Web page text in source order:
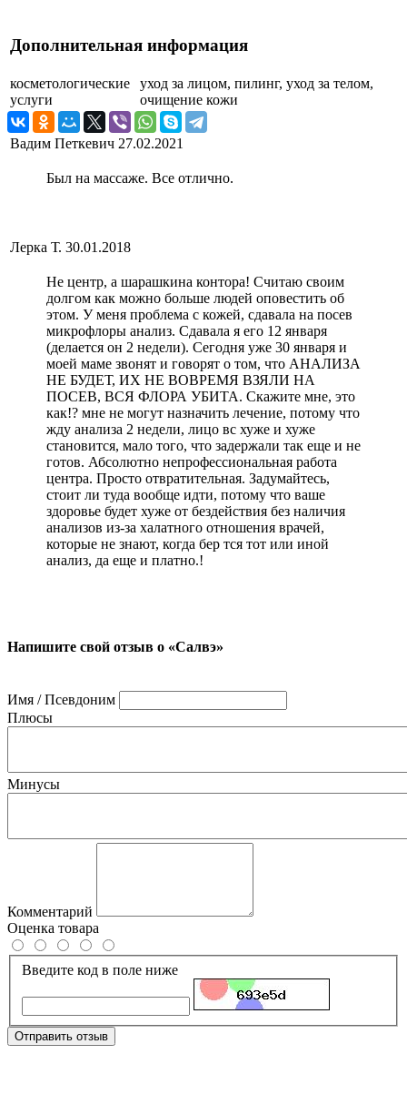
Дополнительная информация
косметологические
услуги
уход за лицом, пилинг, уход за телом,
очищение кожи
Вадим Петкевич 27.02.2021
Был на массаже. Все отлично.
Лерка Т. 30.01.2018
Не центр, а шарашкина контора! Считаю своим
долгом как можно больше людей оповестить об
этом. У меня проблема с кожей, сдавала на посев
микрофлоры анализ. Сдавала я его 12 января
(делается он 2 недели). Сегодня уже 30 января и
моей маме звонят и говорят о том, что АНАЛИЗА
НЕ БУДЕТ, ИХ НЕ ВОВРЕМЯ ВЗЯЛИ НА
ПОСЕВ, ВСЯ ФЛОРА УБИТА. Скажите мне, это
как!? мне не могут назначить лечение, потому что
жду анализа 2 недели, лицо вс хуже и хуже
становится, мало того, что задержали так еще и не
готов. Абсолютно непрофессиональная работа
центра. Просто отвратительная. Задумайтесь,
стоит ли туда вообще идти, потому что ваше
здоровье будет хуже от бездействия без наличия
анализов из-за халатного отношения врачей,
которые не знают, когда бер тся тот или иной
анализ, да еще и платно.!
Напишите свой отзыв о «Салвэ»
Имя / Псевдоним
Плюсы
Минусы
Комментарий
Оценка товара
Введите код в поле ниже
Отправить отзыв